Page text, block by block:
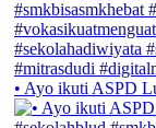
• Ayo ikuti ASPD